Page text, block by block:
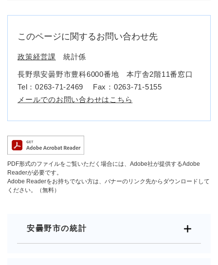
このページに関するお問い合わせ先
政策経営課 統計係
長野県安曇野市豊科6000番地 本庁舎2階11番窓口
Tel：0263-71-2469
Fax：0263-71-5155
メールでのお問い合わせはこちら
PDF形式のファイルをご覧いただく場合には、Adobe社が提供するAdobe
Readerが必要です。
Adobe Readerをお持ちでない方は、バナーのリンク先からダウンロードして
ください。（無料）
安曇野市の統計